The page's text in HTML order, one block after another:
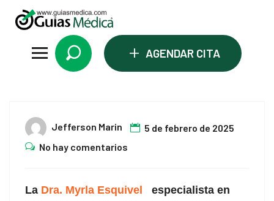
+ AGENDAR CITA
05
Feb
Jefferson Marin
5 de febrero de 2025
No hay comentarios
La Dra. Myrla Esquivel
especialista en